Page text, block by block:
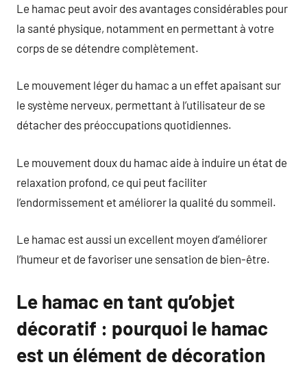
Le hamac peut avoir des avantages considérables pour
la santé physique, notamment en permettant à votre
corps de se détendre complètement.
Le mouvement léger du hamac a un effet apaisant sur
le système nerveux, permettant à l’utilisateur de se
détacher des préoccupations quotidiennes.
Le mouvement doux du hamac aide à induire un état de
relaxation profond, ce qui peut faciliter
l’endormissement et améliorer la qualité du sommeil.
Le hamac est aussi un excellent moyen d’améliorer
l’humeur et de favoriser une sensation de bien-être.
Le hamac en tant qu’objet
décoratif : pourquoi le hamac
est un élément de décoration